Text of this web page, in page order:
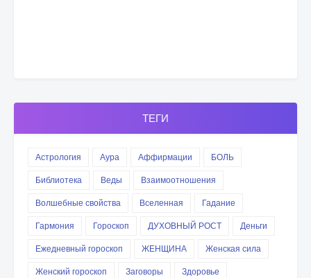
ТЕГИ
Астрология Аура Аффирмации
БОЛЬ
Библиотека
Веды
Взаимоотношения
Волшебные свойства
Вселенная
Гадание
Гармония
Гороскоп ДУХОВНЫЙ РОСТ
Деньги
Ежедневный гороскоп
ЖЕНЩИНА
Женская сила
Женский гороскоп
Заговоры
Здоровье